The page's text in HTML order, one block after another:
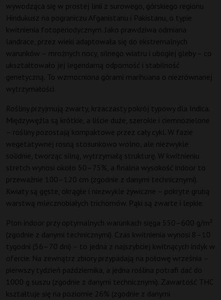
wywodząca się w prostej linii z surowego, górskiego regionu
Hindukusz na pograniczu Afganistanu i Pakistanu, o typie
kwitnienia fotoperiodycznym. Jako prawdziwa odmiana
landrace, przez wieki adaptowała się do ekstremalnych
warunków – mroźnych nocy, silnego wiatru i ubogiej gleby – co
ukształtowało jej legendarną odporność i stabilność
genetyczną. To wzmocniona górami marihuana o niezrównanej
wytrzymałości.
Rośliny przyjmują zwarty, krzaczasty pokrój typowy dla Indica.
Międzywęźla są krótkie, a liście duże, szerokie i ciemnozielone
– rośliny pozostają kompaktowe przez cały cykl. W fazie
wegetatywnej rosną stosunkowo wolno, ale niezwykle
solidnie, tworząc silną, wytrzymałą strukturę. W kwitnieniu
stretch wynosi około 50–75%, a finalna wysokość indoor to
przeważnie 100–120 cm (zgodnie z danymi technicznymi).
Kwiaty są gęste, okrągłe i niezwykle żywiczne – pokryte grubą
warstwą mlecznobiałych trichomów. Pąki są zwarte i lepkie.
Plon indoor przy optymalnych warunkach sięga 550–600 g/m²
(zgodnie z danymi technicznymi). Czas kwitnienia wynosi 8–10
tygodni (56–70 dni) – to jedna z najszybciej kwitnących indyk w
ofercie. Na zewnątrz zbiory przypadają na połowę września –
pierwszy tydzień października, a jedna roślina potrafi dać do
1000 g suszu (zgodnie z danymi technicznymi). Zawartość THC
kształtuje się na poziomie 26% (zgodnie z danymi